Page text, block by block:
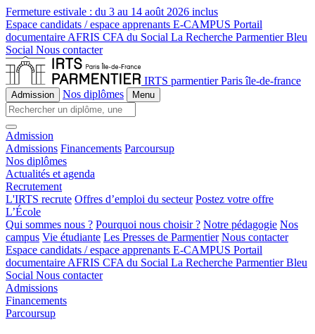
Fermeture estivale : du 3 au 14 août 2026 inclus
Espace candidats / espace apprenants E-CAMPUS Portail
documentaire AFRIS CFA du Social La Recherche Parmentier Bleu
Social Nous contacter
IRTS parmentier Paris île-de-france
Admission Nos diplômes Menu
Admission
Admissions Financements Parcoursup
Nos diplômes
Actualités et agenda
Recrutement
L'IRTS recrute Offres d’emploi du secteur Postez votre offre
L’École
Qui sommes nous ? Pourquoi nous choisir ? Notre pédagogie Nos
campus Vie étudiante Les Presses de Parmentier Nous contacter
Espace candidats / espace apprenants E-CAMPUS Portail
documentaire AFRIS CFA du Social La Recherche Parmentier Bleu
Social Nous contacter
Admissions
Financements
Parcoursup